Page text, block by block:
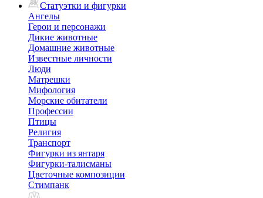
Статуэтки и фигурки
Ангелы
Герои и персонажи
Дикие животные
Домашние животные
Известные личности
Люди
Матрешки
Мифология
Морские обитатели
Профессии
Птицы
Религия
Транспорт
Фигурки из янтаря
Фигурки-талисманы
Цветочные композиции
Стимпанк